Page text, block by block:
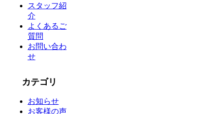
スタッフ紹
介
よくあるご
質問
お問い合わ
せ
カテゴリ
お知らせ
お客様の声